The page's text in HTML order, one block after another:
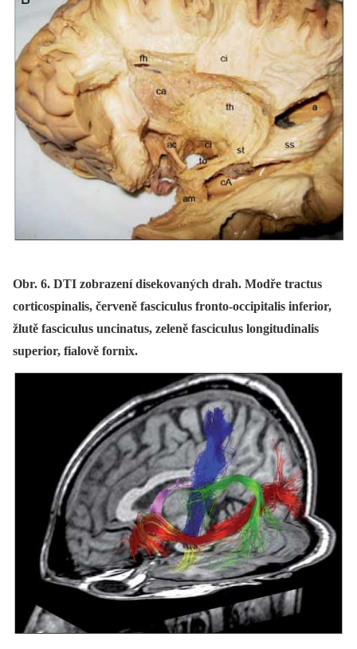
Obr. 6. DTI zobrazení disekovaných drah. Modře tractus
corticospinalis, červeně fasciculus fronto-occipitalis inferior,
žlutě fasciculus uncinatus, zeleně fasciculus longitudinalis
superior, fialově fornix.